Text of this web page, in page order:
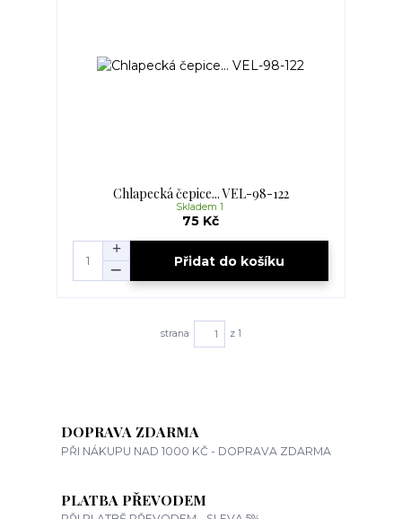
Chlapecká čepice... VEL-98-122
75 Kč
Skladem 1
Přidat do košíku
strana z 1
DOPRAVA ZDARMA
PŘI NÁKUPU NAD 1000 KČ - DOPRAVA ZDARMA
PLATBA PŘEVODEM